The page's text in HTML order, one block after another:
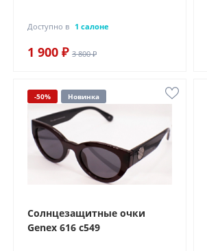
Доступно в 1 салоне
1 900 ₽ 3 800 ₽
-50% Новинка
Солнцезащитные очки
Genex 616 с549